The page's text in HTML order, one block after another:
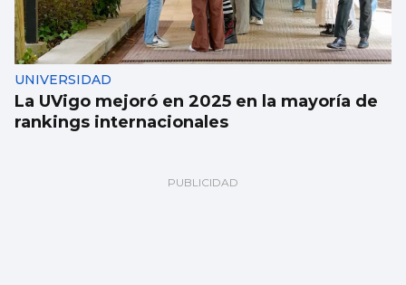
UNIVERSIDAD
La UVigo mejoró en 2025 en la mayoría de
rankings internacionales